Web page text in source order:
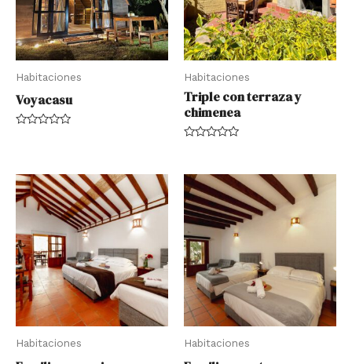
Habitaciones
Voyacasu
5
Habitaciones
Triple con terraza y
chimenea
of
5
Habitaciones Habitaciones